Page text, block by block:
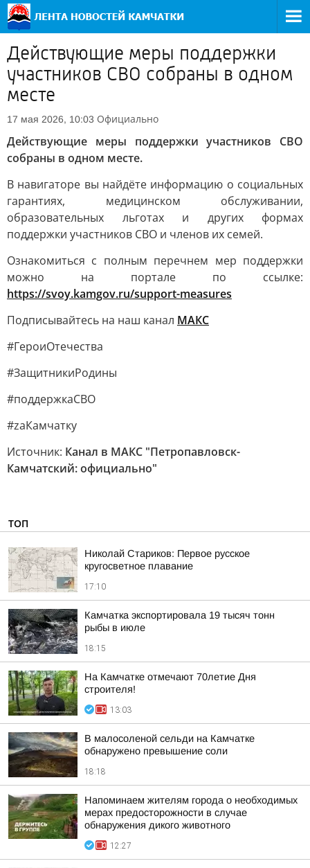
Действующие меры поддержки
участников СВО собраны в одном
месте
17 мая 2026, 10:03 Официально
Действующие меры поддержки участников СВО
собраны в одном месте.
В навигаторе вы найдёте информацию о социальных
гарантиях, медицинском обслуживании,
образовательных льготах и других формах
поддержки участников СВО и членов их семей.
Ознакомиться с полным перечнем мер поддержки
можно на портале по ссылке:
https://svoy.kamgov.ru/support-measures
Подписывайтесь на наш канал МАКС
#ГероиОтечества
#ЗащитникиРодины
#поддержкаСВО
#zaКамчатку
Источник: Канал в МАКС "Петропавловск-
Камчатский: официально"
ТОП
Николай Стариков: Первое русское
кругосветное плавание
17:10
Камчатка экспортировала 19 тысяч тонн
рыбы в июле
18:15
На Камчатке отмечают 70летие Дня
строителя!
13:03
В малосоленой сельди на Камчатке
обнаружено превышение соли
18:18
Напоминаем жителям города о необходимых
мерах предосторожности в случае
обнаружения дикого животного
12:27